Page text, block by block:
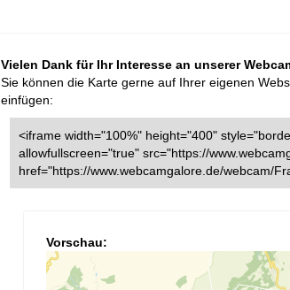
Vielen Dank für Ihr Interesse an unserer
Sie können die Karte gerne auf Ihrer eigenen
einfügen:
<iframe width="100%" height="400"
allowfullscreen="true" src="https://
href="https://www.webcamgalore.de/webcam/
Vorschau: